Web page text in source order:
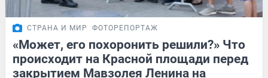
СТРАНА И МИР ФОТОРЕПОРТАЖ
«Может, его похоронить решили?» Что
происходит на Красной площади перед
закрытием Мавзолея Ленина на